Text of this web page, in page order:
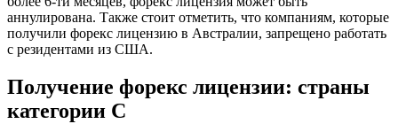
аннулирована. Также стоит отметить, что компаниям, которые
получили форекс лицензию в Австралии, запрещено работать
с резидентами из США.
Получение форекс лицензии: страны
категории С